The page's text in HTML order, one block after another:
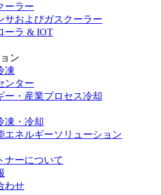
ーラー
サおよびガスクーラー
ーラ & IOT
ン
凍
ンター
ー・産業プロセス冷却
凍・冷却
エネルギーソリューション
ナーについて
わせ